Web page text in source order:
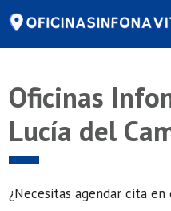
Saltar
Oficinas
Lucía del
¿Necesitas agendar cita en